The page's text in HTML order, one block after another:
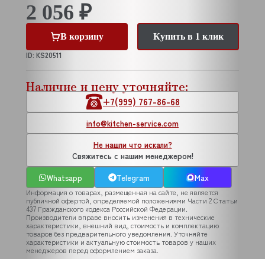
2 056 ₽
В корзину
Купить в 1 клик
ID: KS20511
Наличие и цену уточняйте:
+7(999) 767-86-68
info@kitchen-service.com
Не нашли что искали?
Свяжитесь с нашим менеджером!
Whatsapp
Telegram Max
Информация о товарах, размещенная на сайте, не является
публичной офертой, определяемой положениями Части 2 Статьи
437 Гражданского кодекса Российской Федерации.
Производители вправе вносить изменения в технические
характеристики, внешний вид, стоимость и комплектацию
товаров без предварительного уведомления. Уточняйте
характеристики и актуальную стоимость товаров у наших
менеджеров перед оформлением заказа.